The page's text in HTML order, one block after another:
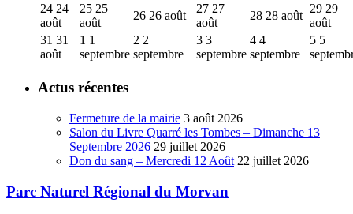
24 24
août
25 25
août
26 26 août
27 27
août
28 28 août
29 29
août
31 31
août
1 1
septembre
2 2
septembre
3 3
septembre
4 4
septembre
5 5
Actus récentes
Fermeture de la mairie 3 août 2026
Salon du Livre Quarré les Tombes – Dimanche 13
Septembre 2026 29 juillet 2026
Don du sang – Mercredi 12 Août 22 juillet 2026
Parc Naturel Régional du Morvan